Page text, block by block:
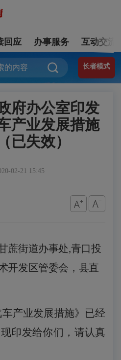
回应 办事服务 互动交流
长者模式
府办公室印发
产业发展措施
已失效）
02-21 15:45
蔗街道办事处,青口投
开发区管委会，县直
产业发展措施》 已经
现印发给你们，请认真